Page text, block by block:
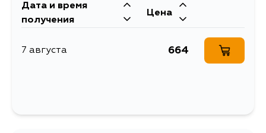
Дата и время
получения
Цена
7 августа 664